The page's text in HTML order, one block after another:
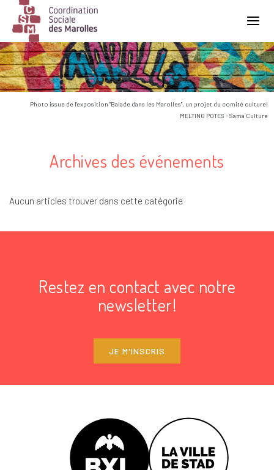
Main Navigation
Photo issue de l'exposition "Balade dans les Marolles", un projet du comité culturel
MELTING POTES - Sama Culture
Archives des événements
Aucun articles trouver dans cette catégorie
Restez en contact avec notre
newsletter!
JE M'INSCRIS